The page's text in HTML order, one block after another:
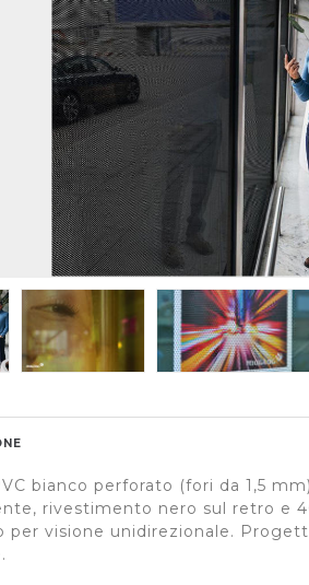
bianco perforato (fori da 1,5
rivestimento nero sul retro e
per visione unidirezionale.